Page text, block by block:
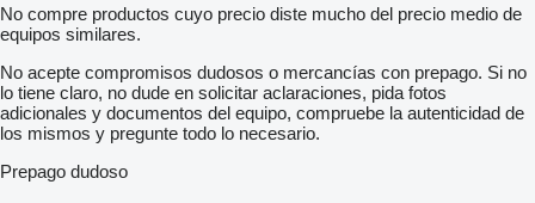
No compre productos cuyo precio diste mucho del precio medio de
equipos similares.
No acepte compromisos dudosos o mercancías con prepago. Si no
lo tiene claro, no dude en solicitar aclaraciones, pida fotos
adicionales y documentos del equipo, compruebe la autenticidad de
los mismos y pregunte todo lo necesario.
Prepago dudoso